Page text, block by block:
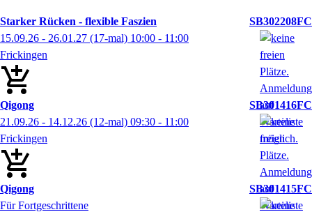
Starker Rücken - flexible Faszien
SB302208FC
15.09.26 - 26.01.27 (17-mal) 10:00 - 11:00
Frickingen
Qigong
SB301416FC
21.09.26 - 14.12.26 (12-mal) 09:30 - 11:00
Frickingen
Qigong
SB301415FC
Für Fortgeschrittene